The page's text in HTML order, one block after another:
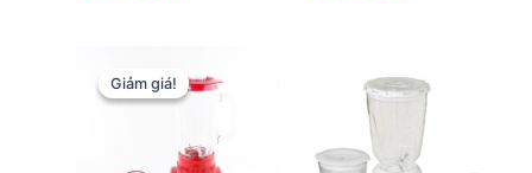
Giảm giá!
Giảm giá!